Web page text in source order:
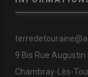
9 Bis Rue Augustin
Chambray-Lès-